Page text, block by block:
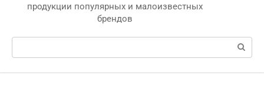
продукции популярных и малоизвестных
брендов
Поиск: